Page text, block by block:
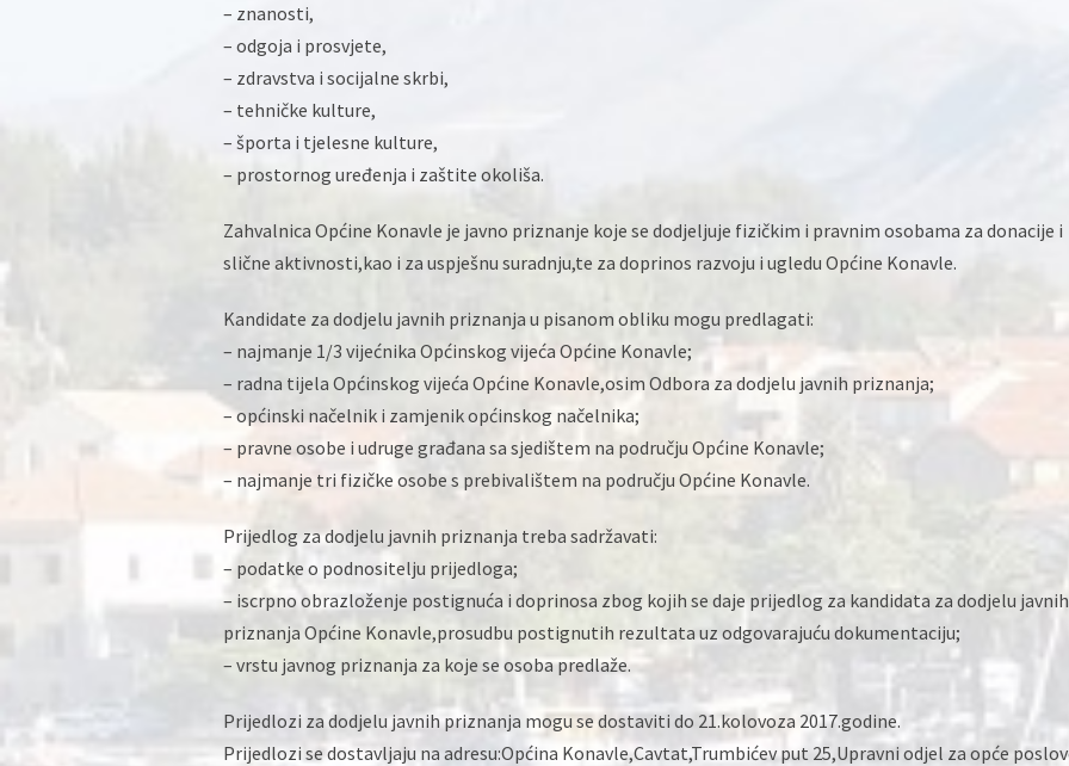
– znanosti,
– odgoja i prosvjete,
– zdravstva i socijalne skrbi,
– tehničke kulture,
– športa i tjelesne kulture,
– prostornog uređenja i zaštite okoliša.
Zahvalnica Općine Konavle je javno priznanje koje se dodjeljuje fizičkim i pravnim osobama za donacije i
slične aktivnosti,kao i za uspješnu suradnju,te za doprinos razvoju i ugledu Općine Konavle.
Kandidate za dodjelu javnih priznanja u pisanom obliku mogu predlagati:
– najmanje 1/3 vijećnika Općinskog vijeća Općine Konavle;
– radna tijela Općinskog vijeća Općine Konavle,osim Odbora za dodjelu javnih priznanja;
– općinski načelnik i zamjenik općinskog načelnika;
– pravne osobe i udruge građana sa sjedištem na području Općine Konavle;
– najmanje tri fizičke osobe s prebivalištem na području Općine Konavle.
Prijedlog za dodjelu javnih priznanja treba sadržavati:
– podatke o podnositelju prijedloga;
– iscrpno obrazloženje postignuća i doprinosa zbog kojih se daje prijedlog za kandidata za dodjelu javnih
priznanja Općine Konavle,prosudbu postignutih rezultata uz odgovarajuću dokumentaciju;
– vrstu javnog priznanja za koje se osoba predlaže.
Prijedlozi za dodjelu javnih priznanja mogu se dostaviti do 21.kolovoza 2017.godine.
Prijedlozi se dostavljaju na adresu:Općina Konavle,Cavtat,Trumbićev put 25,Upravni odjel za opće